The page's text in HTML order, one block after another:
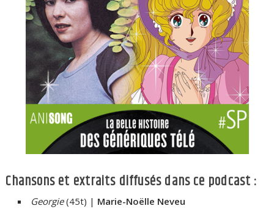
Chansons et extraits diffusés dans ce podcast :
Georgie(45t) | Marie-Noëlle Neveu